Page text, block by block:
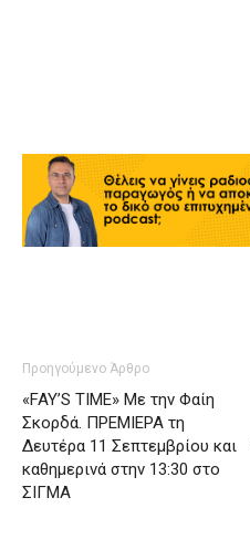
Προηγούμενο Άρθρο
«FAY’S TIME» Με την Φαίη
Σκορδά. ΠΡΕΜΙΕΡΑ τη
Δευτέρα 11 Σεπτεμβρίου και
καθημερινά στην 13:30 στο
ΣΙΓΜΑ